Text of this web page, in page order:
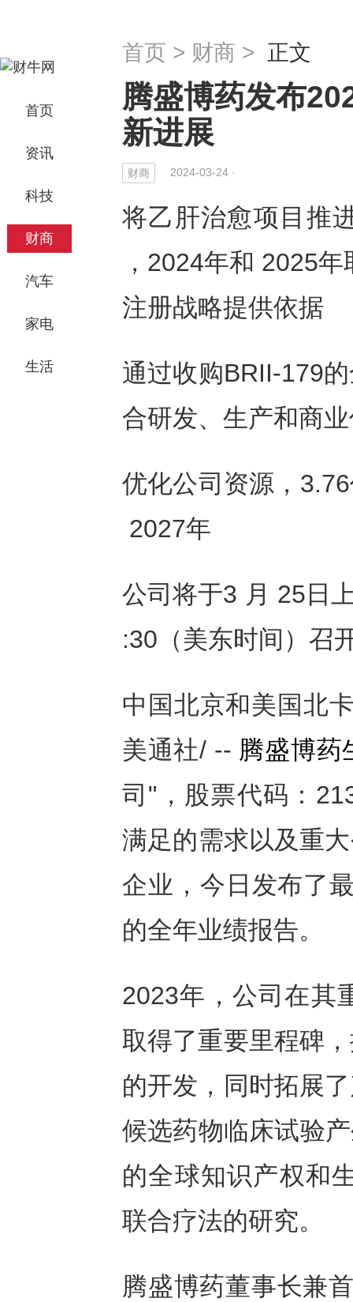
首页
资讯
科技
财商
汽车
家电
生活
首页 > 财商 > 正文
腾盛博药发布
新进展
财商 2024-03-24 ·
将乙肝治愈项目推
， 2024年和 2025年
注册战略提供依据
通过收购BRII-179
合研发、生产和商
优化公司资源， 3.76
2027年
公司将于3 月 25 日
:30 （美东时间）召
中国北京和美国北
美通社/ -- 腾盛博药
司"，股票代码：
满足的需求以及重
企业，今日发布了
的全年业绩报告。
2023年，公司在其
取得了重要里程碑
的开发，同时拓展
候选药物临床试验
的全球知识产权和
联合疗法的研究。
腾盛博药董事长兼